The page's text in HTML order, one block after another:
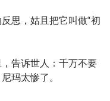
思，姑且把它叫做“初
告诉世人：千万不要
玛太惨了。